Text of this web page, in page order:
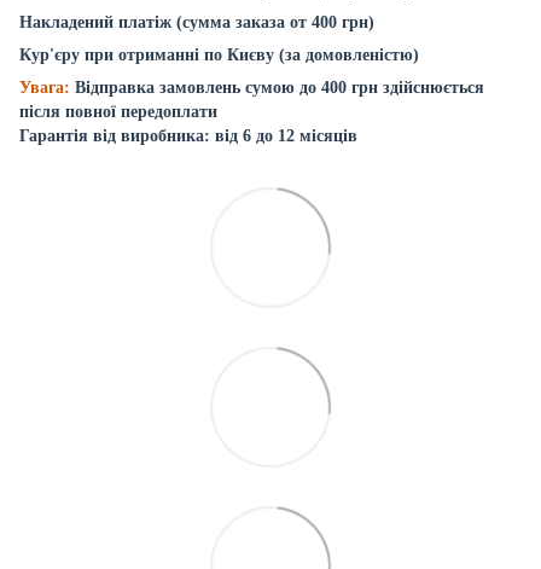
Накладений платіж (сумма заказа от 400 грн)
Кур'єру при отриманні по Києву (за домовленістю)
Увага: Відправка замовлень сумою до 400 грн здійснюється
після повної передоплати
Гарантія від виробника: від 6 до 12 місяців